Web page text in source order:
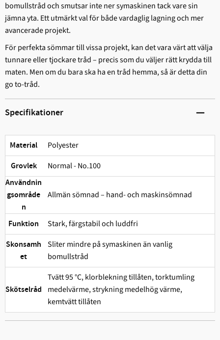
bomullstråd och smutsar inte ner symaskinen tack vare sin
jämna yta. Ett utmärkt val för både vardaglig lagning och mer
avancerade projekt.
För perfekta sömmar till vissa projekt, kan det vara värt att välja
tunnare eller tjockare tråd – precis som du väljer rätt krydda till
maten. Men om du bara ska ha en tråd hemma, så är detta din
go to-tråd.
Specifikationer
Material Polyester
Grovlek Normal - No.100
Användnin
gsområde
n
Allmän sömnad – hand- och maskinsömnad
Funktion Stark, färgstabil och ludd­fri
Skonsamh
et
Sliter mindre på symaskinen än vanlig
bomullstråd
Skötselråd
Tvätt 95 °C, klorblekning tillåten, torktumling
medelvärme, strykning medelhög värme,
kemtvätt tillåten